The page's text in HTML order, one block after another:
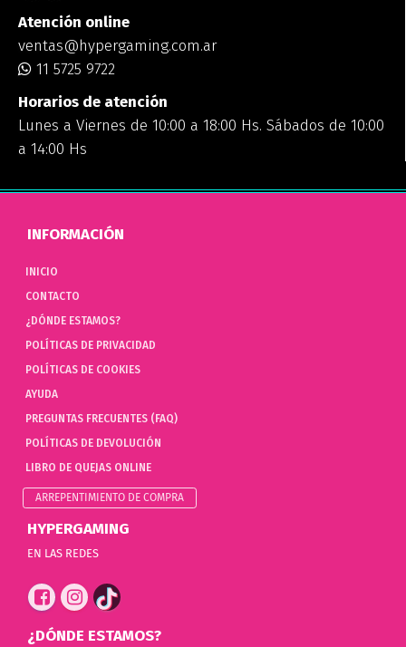
Atención online
ventas@hypergaming.com.ar
11 5725 9722
Horarios de atención
Lunes a Viernes de 10:00 a 18:00 Hs. Sábados de 10:00
a 14:00 Hs
INFORMACIÓN
INICIO
CONTACTO
¿DÓNDE ESTAMOS?
POLÍTICAS DE PRIVACIDAD
POLÍTICAS DE COOKIES
AYUDA
PREGUNTAS FRECUENTES (FAQ)
POLÍTICAS DE DEVOLUCIÓN
LIBRO DE QUEJAS ONLINE
ARREPENTIMIENTO DE COMPRA
HYPERGAMING
EN LAS REDES
¿DÓNDE ESTAMOS?